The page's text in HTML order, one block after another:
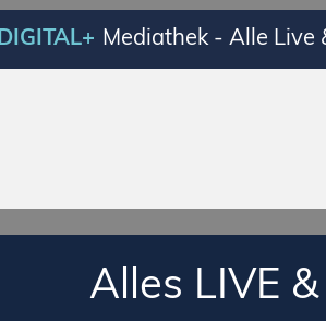
Mediathek - Alle
Alles LIVE